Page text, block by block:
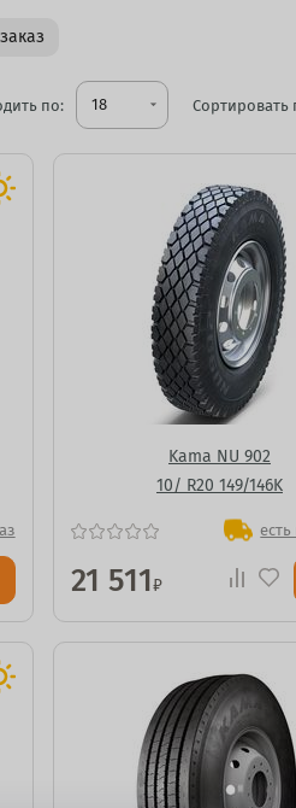
по: 18 arrow_drop_down Сортировать
Kama NU 902
10/ R20 149/146K
21 511₽